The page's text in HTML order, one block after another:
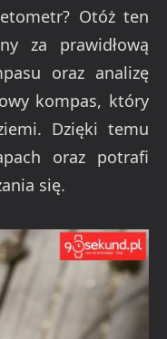
Otóż ten
za prawidłową
oraz analizę
kompas, który
Dzięki temu
oraz potrafi
się.